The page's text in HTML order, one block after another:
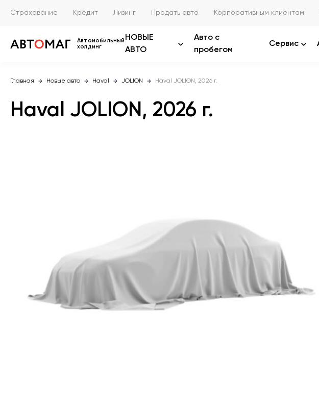
Страхование Кредит Лизинг Продать авто Корпоративным клиентам
Автомобильный
холдинг
НОВЫЕ
АВТО
Авто с
пробегом
Сервис
Главная Новые авто Haval JOLION Haval JOLION, 2026 г.
Haval JOLION, 2026 г.